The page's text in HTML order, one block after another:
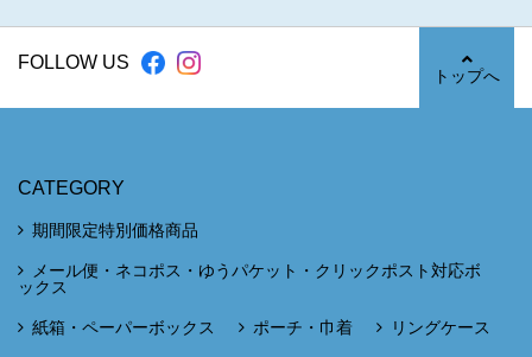
FOLLOW US
トップへ
CATEGORY
期間限定特別価格商品
メール便・ネコポス・ゆうパケット・クリックポスト対応ボ
ックス
紙箱・ペーパーボックス ポーチ・巾着 リングケース